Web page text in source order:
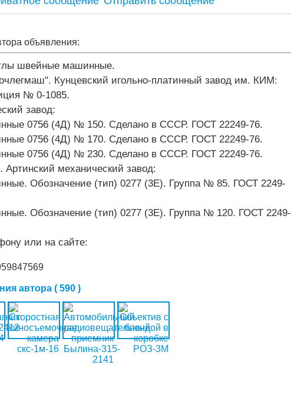
объявления:
швейные машинные.
Кунцевский игольно-платинный завод им. КИМ:
№ 0-1085.
завод:
0756 (4Д) № 150. Сделано в СССР. ГОСТ 22249-76.
0756 (4Д) № 170. Сделано в СССР. ГОСТ 22249-76.
0756 (4Д) № 230. Сделано в СССР. ГОСТ 22249-76.
механический завод:
Обозначение (тип) 0277 (3Е). Группа № 85. ГОСТ 2249-
Обозначение (тип) 0277 (3Е). Группа № 120. ГОСТ 2249-
или на сайте:
автора ( 590 )